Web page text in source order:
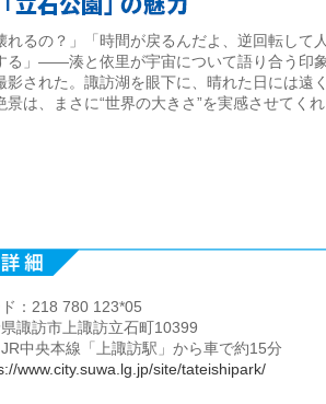
れるの？」「時間が戻るんだよ、逆回転して
る」――湊と依里が宇宙について語り合う印
影された。諏訪湖を眼下に、晴れた日には遠
景は、まさに“世界の大きさ”を実感させてく
：218 780 123*05
諏訪市上諏訪立石町10399
中央本線「上諏訪駅」から車で約15分
www.city.suwa.lg.jp/site/tateishipark/